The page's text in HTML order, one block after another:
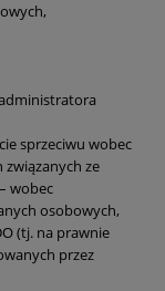
sprzeciwu wobec
związanych ze
wobec
osobowych,
(tj. na prawnie
przez